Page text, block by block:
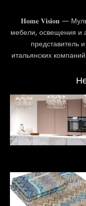
𝐇𝐨𝐦𝐞 𝐕𝐢𝐬𝐢𝐨𝐧 —
мебели, освещения и
представитель
итальянских